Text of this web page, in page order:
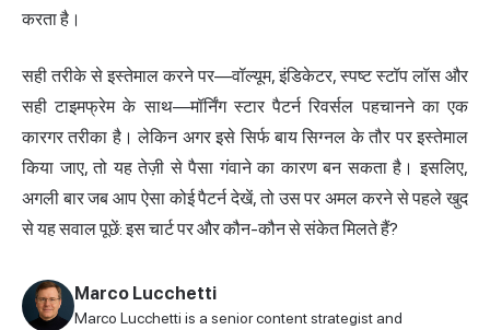
करता है।
सही तरीके से इस्तेमाल करने पर—वॉल्यूम, इंडिकेटर, स्पष्ट स्टॉप लॉस और
सही टाइमफ्रेम के साथ—मॉर्निंग स्टार पैटर्न रिवर्सल पहचानने का एक
कारगर तरीका है। लेकिन अगर इसे सिर्फ बाय सिग्नल के तौर पर इस्तेमाल
किया जाए, तो यह तेज़ी से पैसा गंवाने का कारण बन सकता है। इसलिए,
अगली बार जब आप ऐसा कोई पैटर्न देखें, तो उस पर अमल करने से पहले खुद
से यह सवाल पूछें: इस चार्ट पर और कौन-कौन से संकेत मिलते हैं?
Marco Lucchetti
Marco Lucchetti is a senior content strategist and